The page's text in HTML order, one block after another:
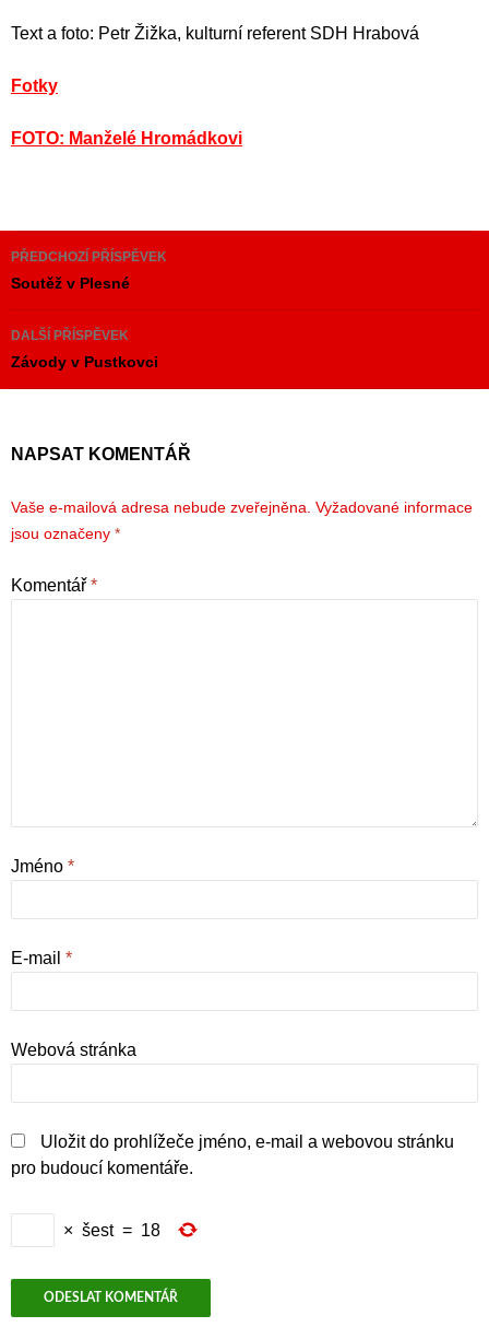
Text a foto: Petr Žižka, kulturní referent SDH Hrabová
Fotky
FOTO: Manželé Hromádkovi
Navigace
pro
příspěvky
PŘEDCHOZÍ PŘÍSPĚVEK
Soutěž v Plesné
DALŠÍ PŘÍSPĚVEK
Závody v Pustkovci
NAPSAT KOMENTÁŘ
Vaše e-mailová adresa nebude zveřejněna. Vyžadované informace
jsou označeny *
Komentář *
Jméno *
E-mail *
Webová stránka
Uložit do prohlížeče jméno, e-mail a webovou stránku
pro budoucí komentáře.
× šest = 18